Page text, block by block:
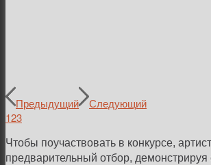
Предыдущий
Следующий
123
Чтобы поучаствовать в конкурсе,
предварительный отбор, демонстрируя